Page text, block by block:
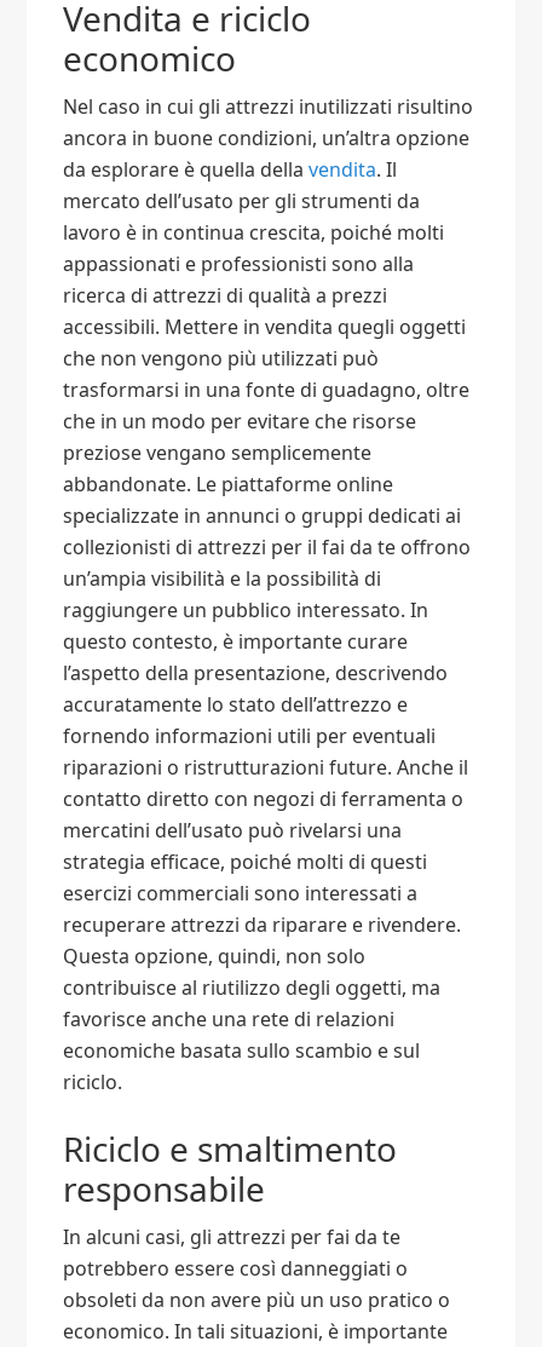
Vendita e riciclo
economico
Nel caso in cui gli attrezzi inutilizzati risultino
ancora in buone condizioni, un’altra opzione
da esplorare è quella dellavendita. Il
mercato dell’usato per gli strumenti da
lavoro è in continua crescita, poiché molti
appassionati e professionisti sono alla
ricerca di attrezzi di qualità a prezzi
accessibili. Mettere in vendita quegli oggetti
che non vengono più utilizzati può
trasformarsi in una fonte di guadagno, oltre
che in un modo per evitare che risorse
preziose vengano semplicemente
abbandonate. Le piattaforme online
specializzate in annunci o gruppi dedicati ai
collezionisti di attrezzi per il fai da te offrono
un’ampia visibilità e la possibilità di
raggiungere un pubblico interessato. In
questo contesto, è importante curare
l’aspetto della presentazione, descrivendo
accuratamente lo stato dell’attrezzo e
fornendo informazioni utili per eventuali
riparazioni o ristrutturazioni future. Anche il
contatto diretto con negozi di ferramenta o
mercatini dell’usato può rivelarsi una
strategia efficace, poiché molti di questi
esercizi commerciali sono interessati a
recuperare attrezzi da riparare e rivendere.
Questa opzione, quindi, non solo
contribuisce al riutilizzo degli oggetti, ma
favorisce anche una rete di relazioni
economiche basata sullo scambio e sul
riciclo.
Riciclo e smaltimento
responsabile
In alcuni casi, gli attrezzi per fai da te
potrebbero essere così danneggiati o
obsoleti da non avere più un uso pratico o
economico. In tali situazioni, è importante